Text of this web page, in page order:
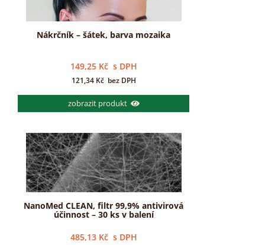
Nákrčník – šátek, barva mozaika
149,25 Kč s DPH
121,34 Kč bez DPH
zobrazit produkt
NanoMed CLEAN, filtr 99,9% antivirová
účinnost – 30 ks v balení
485,13 Kč s DPH